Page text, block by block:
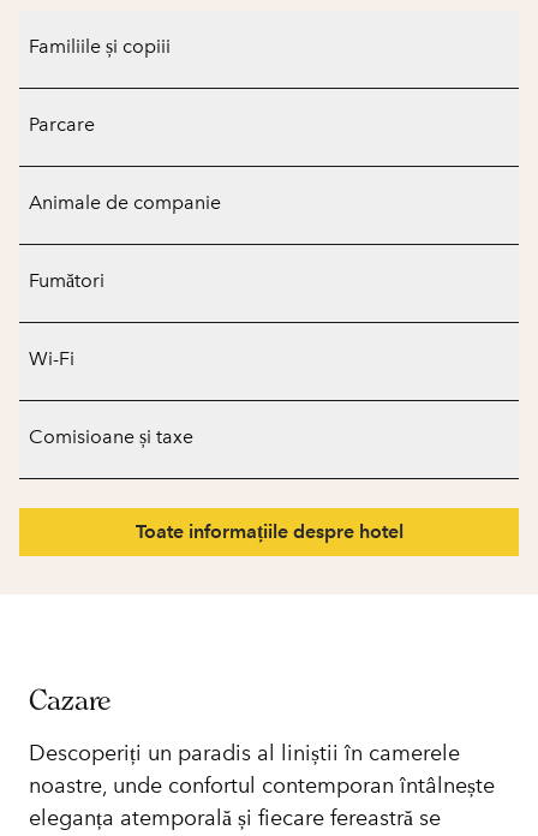
Familiile și copiii
Parcare
Animale de companie
Fumători
Wi-Fi
Comisioane și taxe
Toate informațiile despre hotel
Cazare
Descoperiți un paradis al liniștii în camerele
noastre, unde confortul contemporan întâlnește
eleganța atemporală și fiecare fereastră se